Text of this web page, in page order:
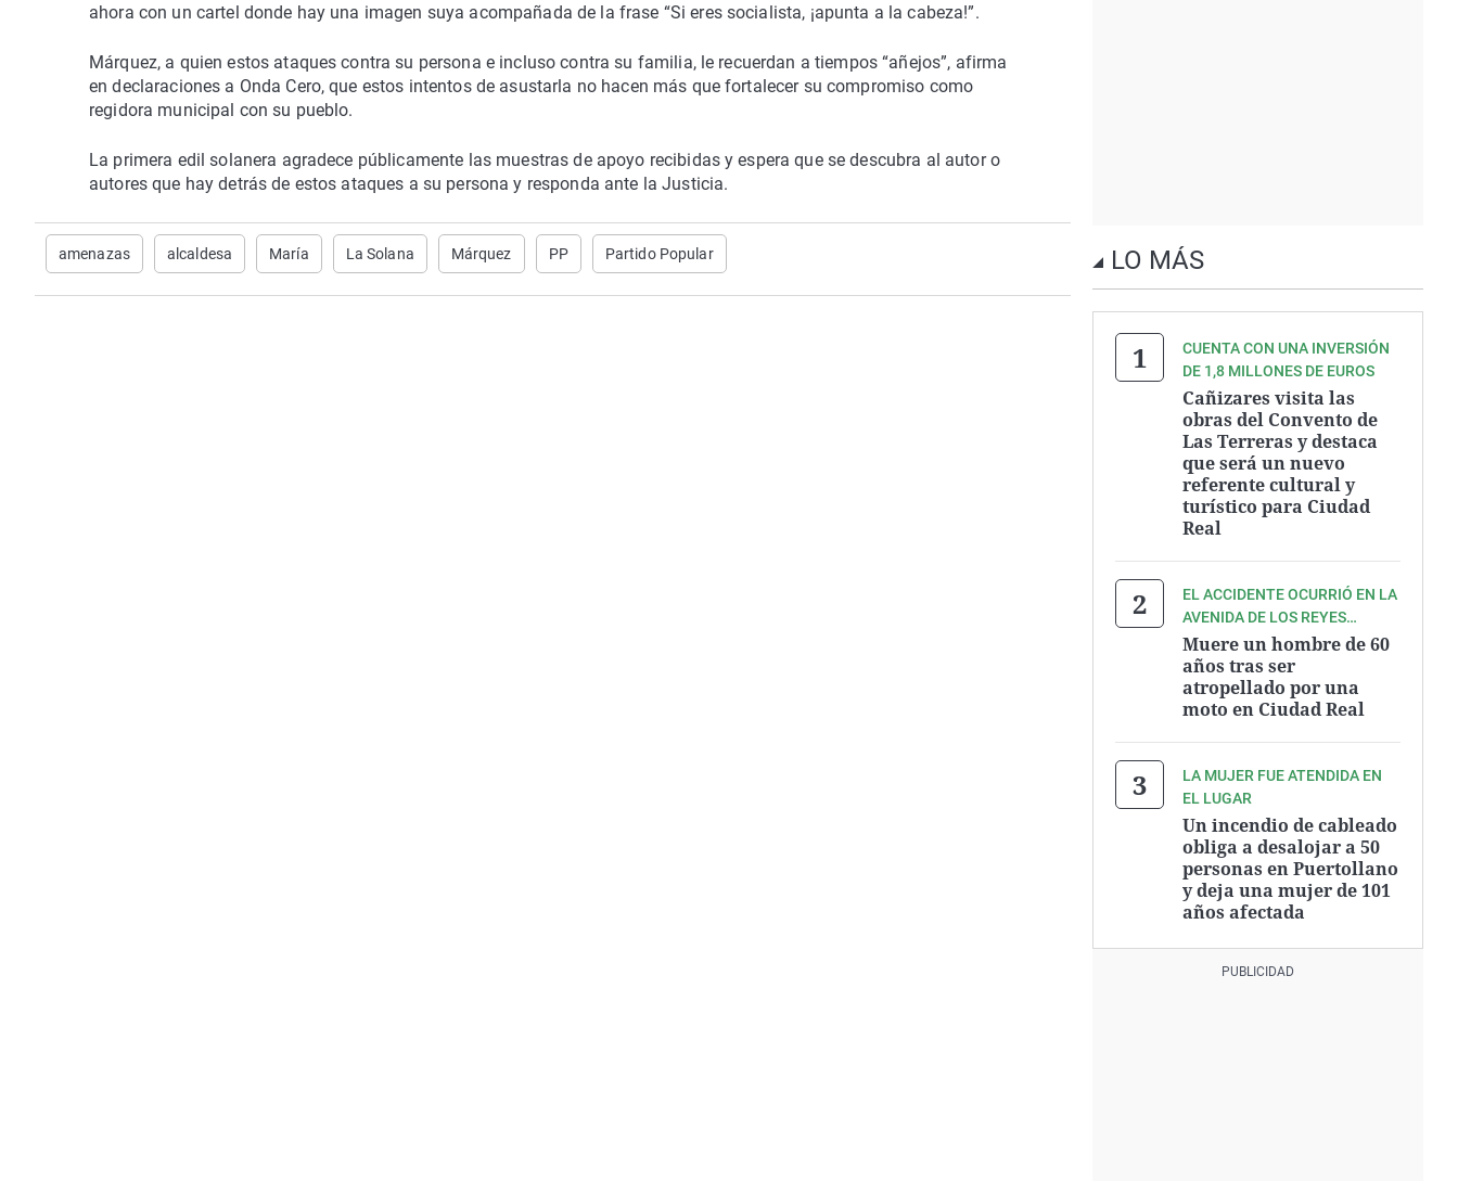
ahora con un cartel donde hay una imagen suya acompañada de la frase “Si eres socialista, ¡apunta a la cabeza!”.
Márquez, a quien estos ataques contra su persona e incluso contra su familia, le recuerdan a tiempos “añejos”, afirma
en declaraciones a Onda Cero, que estos intentos de asustarla no hacen más que fortalecer su compromiso como
regidora municipal con su pueblo.
La primera edil solanera agradece públicamente las muestras de apoyo recibidas y espera que se descubra al autor o
autores que hay detrás de estos ataques a su persona y responda ante la Justicia.
amenazas alcaldesa María La Solana Márquez PP Partido Popular LO MÁS
CUENTA CON UNA INVERSIÓN
DE 1,8 MILLONES DE EUROS
Cañizares visita las
obras del Convento de
Las Terreras y destaca
que será un nuevo
referente cultural y
turístico para Ciudad
Real
EL ACCIDENTE OCURRIÓ EN LA
AVENIDA DE LOS REYES
CATÓLICOS
Muere un hombre de 60
años tras ser
atropellado por una
moto en Ciudad Real
LA MUJER FUE ATENDIDA EN
EL LUGAR
Un incendio de cableado
obliga a desalojar a 50
personas en Puertollano
y deja una mujer de 101
años afectada